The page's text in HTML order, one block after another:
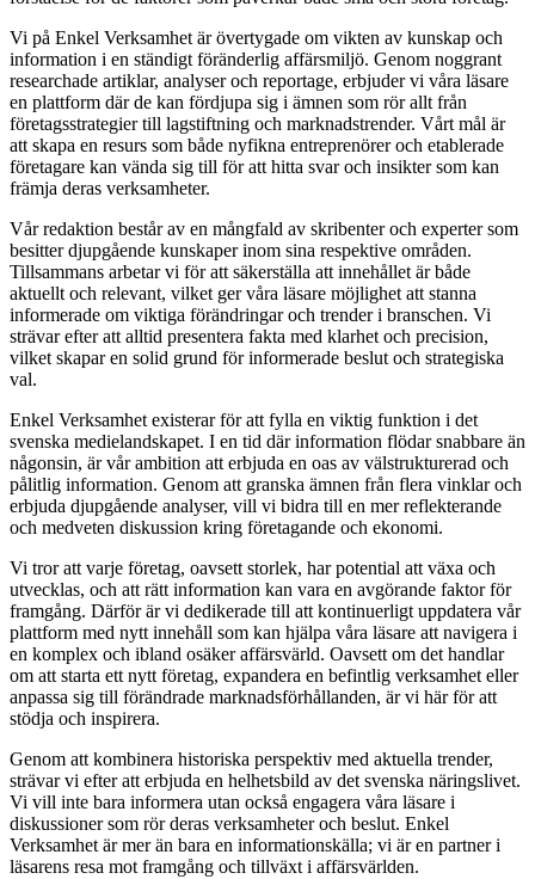
Vi på Enkel Verksamhet är övertygade om vikten av kunskap och
information i en ständigt föränderlig affärsmiljö. Genom noggrant
researchade artiklar, analyser och reportage, erbjuder vi våra läsare
en plattform där de kan fördjupa sig i ämnen som rör allt från
företagsstrategier till lagstiftning och marknadstrender. Vårt mål är
att skapa en resurs som både nyfikna entreprenörer och etablerade
företagare kan vända sig till för att hitta svar och insikter som kan
främja deras verksamheter.
Vår redaktion består av en mångfald av skribenter och experter som
besitter djupgående kunskaper inom sina respektive områden.
Tillsammans arbetar vi för att säkerställa att innehållet är både
aktuellt och relevant, vilket ger våra läsare möjlighet att stanna
informerade om viktiga förändringar och trender i branschen. Vi
strävar efter att alltid presentera fakta med klarhet och precision,
vilket skapar en solid grund för informerade beslut och strategiska
val.
Enkel Verksamhet existerar för att fylla en viktig funktion i det
svenska medielandskapet. I en tid där information flödar snabbare än
någonsin, är vår ambition att erbjuda en oas av välstrukturerad och
pålitlig information. Genom att granska ämnen från flera vinklar och
erbjuda djupgående analyser, vill vi bidra till en mer reflekterande
och medveten diskussion kring företagande och ekonomi.
Vi tror att varje företag, oavsett storlek, har potential att växa och
utvecklas, och att rätt information kan vara en avgörande faktor för
framgång. Därför är vi dedikerade till att kontinuerligt uppdatera vår
plattform med nytt innehåll som kan hjälpa våra läsare att navigera i
en komplex och ibland osäker affärsvärld. Oavsett om det handlar
om att starta ett nytt företag, expandera en befintlig verksamhet eller
anpassa sig till förändrade marknadsförhållanden, är vi här för att
stödja och inspirera.
Genom att kombinera historiska perspektiv med aktuella trender,
strävar vi efter att erbjuda en helhetsbild av det svenska näringslivet.
Vi vill inte bara informera utan också engagera våra läsare i
diskussioner som rör deras verksamheter och beslut. Enkel
Verksamhet är mer än bara en informationskälla; vi är en partner i
läsarens resa mot framgång och tillväxt i affärsvärlden.